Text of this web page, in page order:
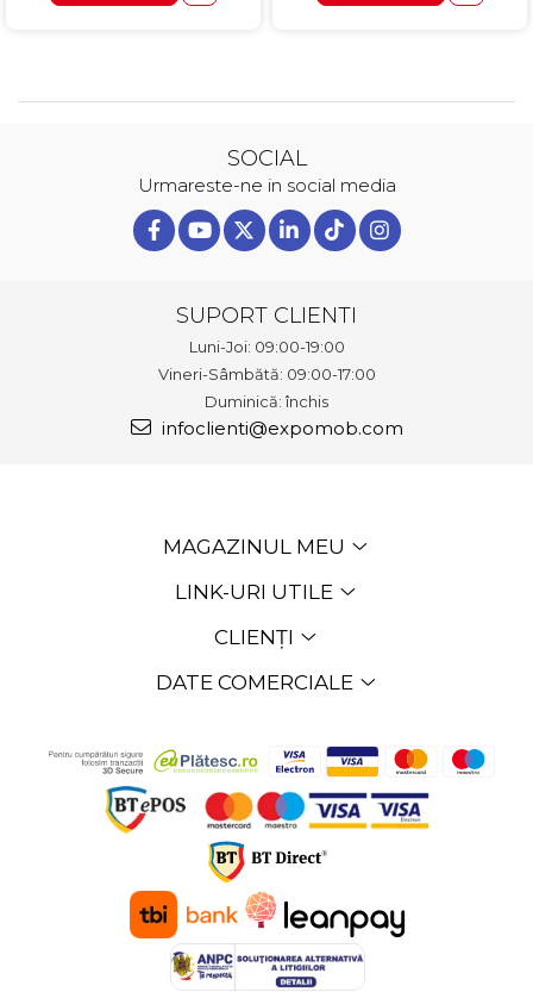
SOCIAL
Urmareste-ne in social media
SUPORT CLIENTI
Luni-Joi: 09:00-19:00
Vineri-Sâmbătă: 09:00-17:00
Duminică: închis
infoclienti@expomob.com
MAGAZINUL MEU
LINK-URI UTILE
CLIENȚI
DATE COMERCIALE